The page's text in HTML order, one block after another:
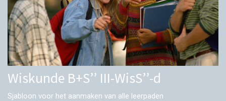
Wiskunde B+S’’ III-WisS’’-d
Sjabloon voor het aanmaken van alle leerpaden